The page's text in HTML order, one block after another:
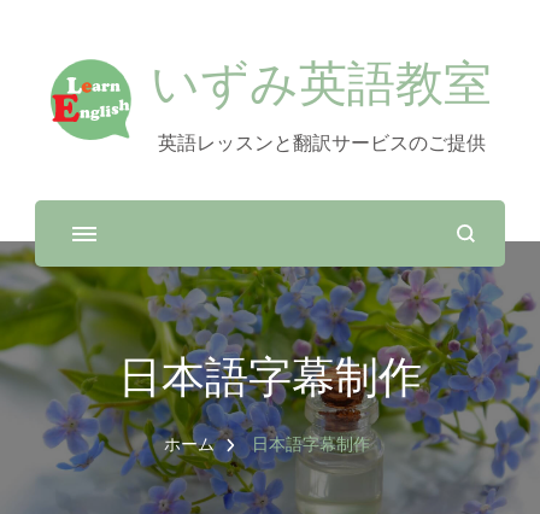
いずみ英語教室
英語レッスンと翻訳サービスのご提供
日本語字幕制作
ホーム 日本語字幕制作